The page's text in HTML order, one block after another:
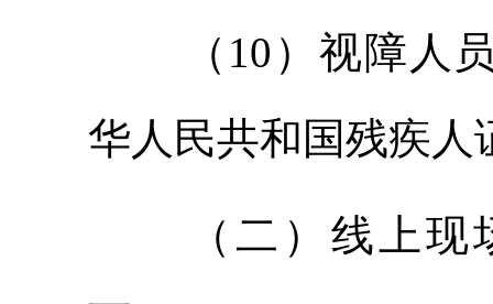
（10）视障人
华人民共和国残疾人
（二）线上